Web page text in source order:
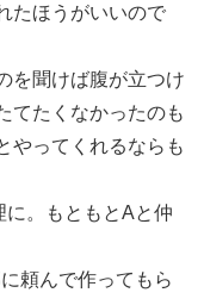
たほうがいいので
を聞けば腹が立つけ
てたくなかったのも
やってくれるならも
に。もともとAと仲
頼んで作ってもら